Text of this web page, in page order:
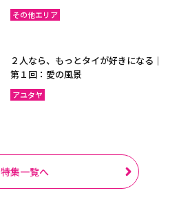
その他エリア
２人なら、もっとタイが好きになる｜
第１回：愛の風景
アユタヤ
特集一覧へ